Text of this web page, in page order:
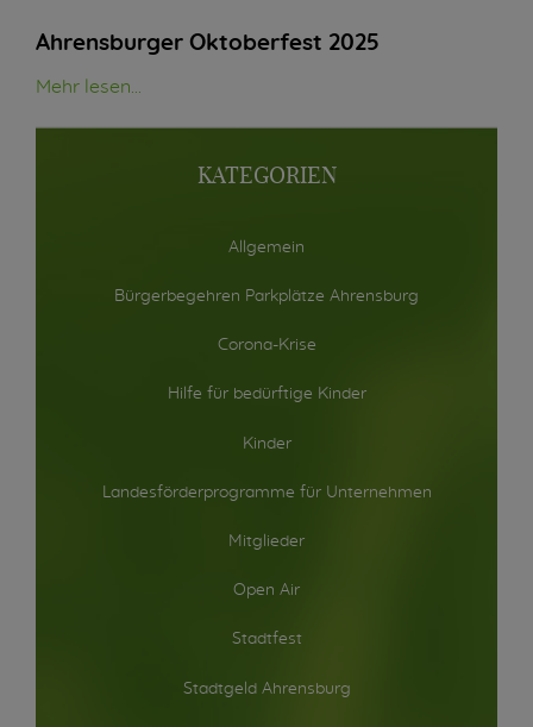
Ahrensburger Oktoberfest 2025
Mehr lesen...
KATEGORIEN
Allgemein
Bürgerbegehren Parkplätze Ahrensburg
Corona-Krise
Hilfe für bedürftige Kinder
Kinder
Landesförderprogramme für Unternehmen
Mitglieder
Open Air
Stadtfest
Stadtgeld Ahrensburg